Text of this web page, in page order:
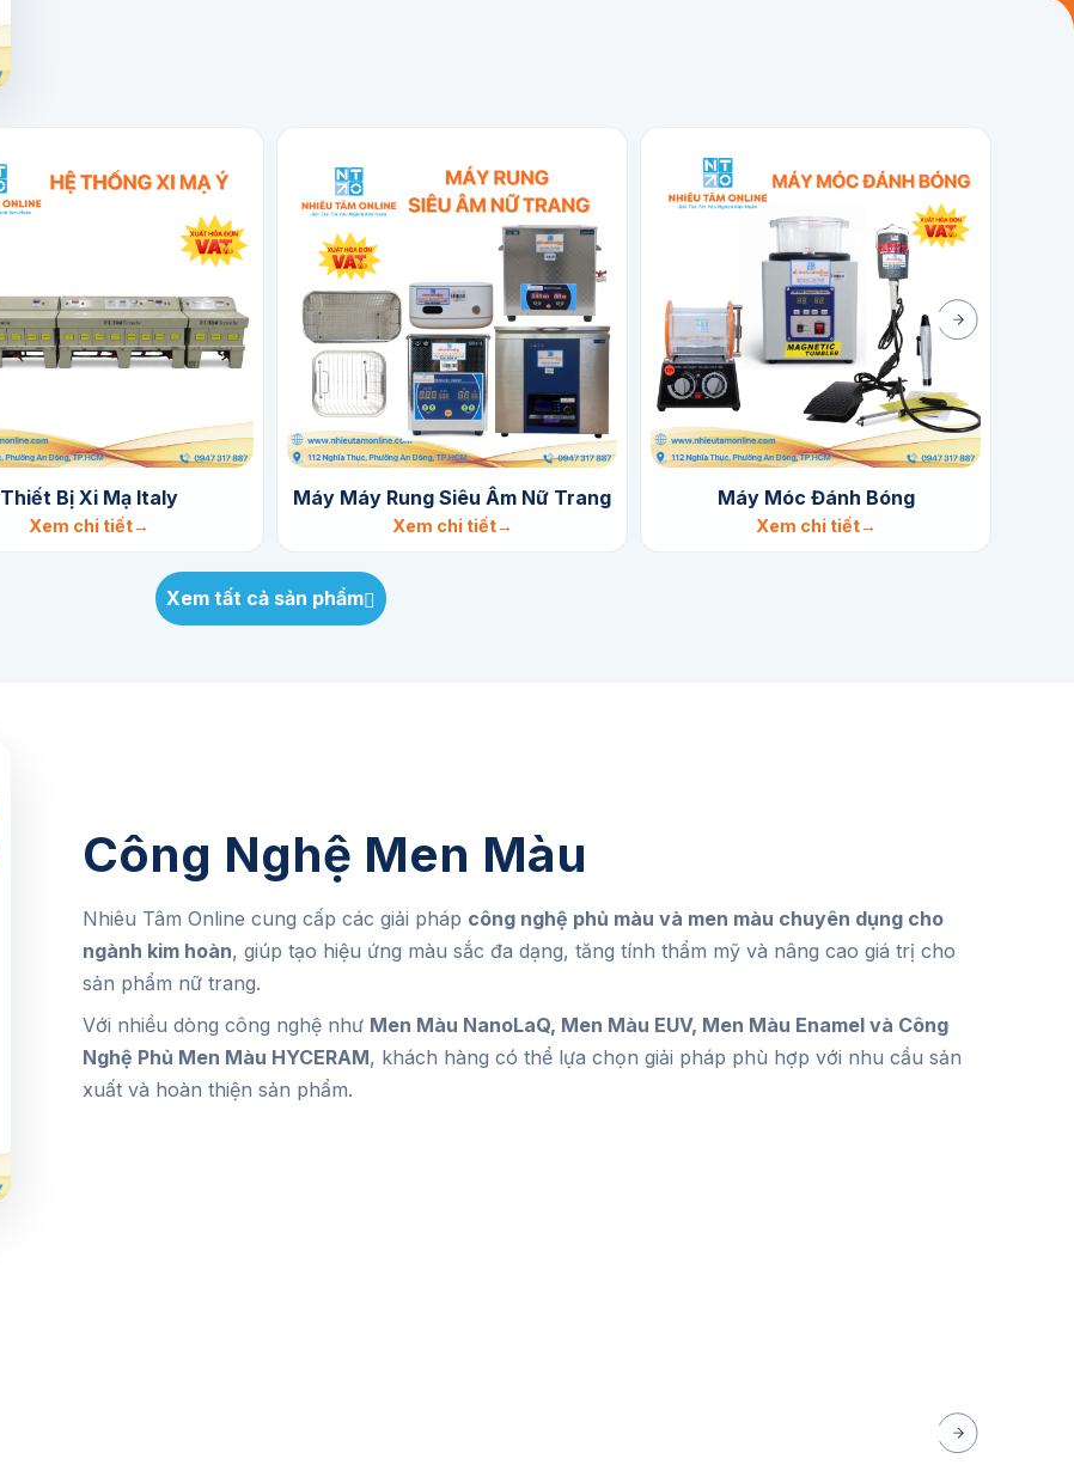
Thiết Bị Xi Mạ Italy
Xem chi tiết
Máy Máy Rung Siêu Âm Nữ Trang
Xem chi tiết
Máy Móc Đánh Bóng
Xem chi tiết
Xem tất cả sản phẩm
Công Nghệ Men Màu
Nhiêu Tâm Online cung cấp các giải pháp công nghệ phủ màu và men màu chuyên dụng cho
ngành kim hoàn, giúp tạo hiệu ứng màu sắc đa dạng, tăng tính thẩm mỹ và nâng cao giá trị cho
sản phẩm nữ trang.
Với nhiều dòng công nghệ như Men Màu NanoLaQ, Men Màu EUV, Men Màu Enamel và Công
Nghệ Phủ Men Màu HYCERAM, khách hàng có thể lựa chọn giải pháp phù hợp với nhu cầu sản
xuất và hoàn thiện sản phẩm.